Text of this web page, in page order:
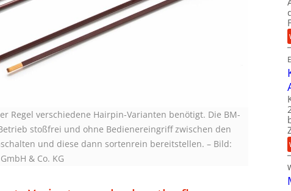
Regel verschiedene Hairpin-Varianten benötigt. Die BM-
stoßfrei und ohne Bedienereingriff zwischen den
und diese dann sortenrein bereitstellen.– Bild:
& Co. KG